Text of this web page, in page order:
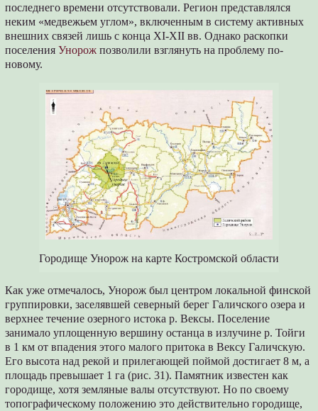
последнего времени отсутствовали. Регион представлялся
неким «медвежьем углом», включенным в систему активных
внешних связей лишь с конца XI-XII вв. Однако раскопки
поселенияУнорож позволили взглянуть на проблему по-
новому.
Городище Унорож на карте Костромской области
Как уже отмечалось, Унорож был центром локальной финской
группировки, заселявшей северный берег Галичского озера и
верхнее течение озерного истока р. Вексы. Поселение
занимало уплощенную вершину останца в излучине р. Тойги
в 1 км от впадения этого малого притока в Вексу Галичскую.
Его высота над рекой и прилегающей поймой достигает 8 м, а
площадь превышает 1 га (рис. 31). Памятник известен как
городище, хотя земляные валы отсутствуют. Но по своему
топографическому положению это действительно городище,